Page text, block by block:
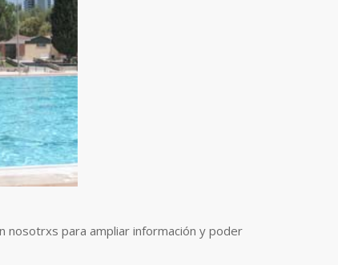
nosotrxs para ampliar información y poder